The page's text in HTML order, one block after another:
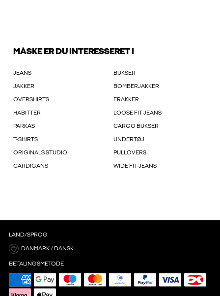
MÅSKE ER DU INTERESSERET I
JEANS BUKSER
JAKKER BOMBERJAKKER
OVERSHIRTS FRAKKER
HABITTER LOOSE FIT JEANS
PARKAS CARGO BUKSER
T-SHIRTS UNDERTØJ
ORIGINALS STUDIO PULLOVERS
CARDIGANS WIDE FIT JEANS
LAND/SPROG
DANMARK / DANSK
BETALINGSMETODE